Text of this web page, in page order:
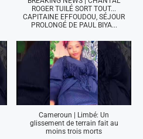
ROGER TUILÉ SORT TOUT...
CAPITAINE EFFOUDOU, SÉJOUR
PROLONGÉ DE PAUL BIYA...
Cameroun | Limbé: Un
glissement de terrain fait au
moins trois morts